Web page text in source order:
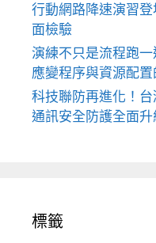
行動網路降速演習
面檢驗
演練不只是流程跑
應變程序與資源配
科技聯防再進化！台
通訊安全防護全面升
標籤